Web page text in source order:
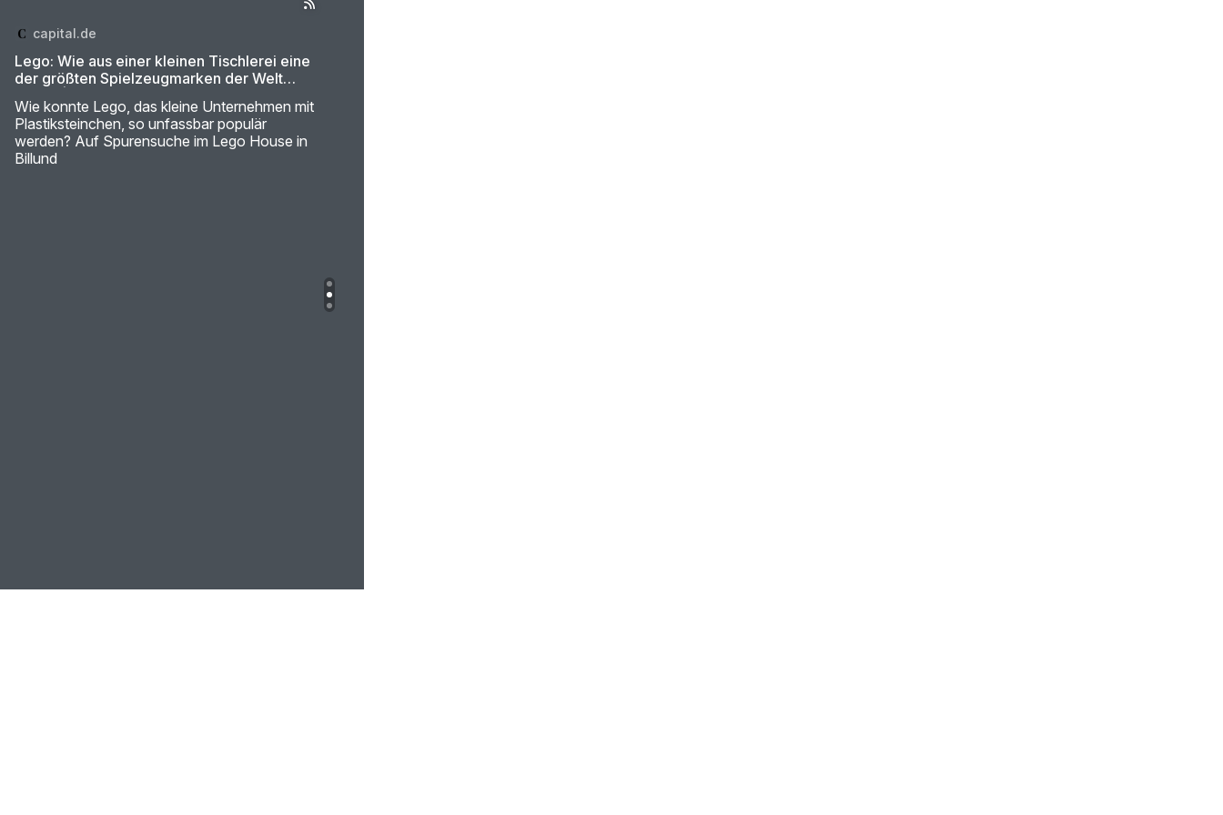
capital.de
Lego: Wie aus einer kleinen Tischlerei eine
der größten Spielzeugmarken der Welt
Wie konnte Lego, das kleine Unternehmen mit
Plastiksteinchen, so unfassbar populär
werden? Auf Spurensuche im Lego House in
Billund